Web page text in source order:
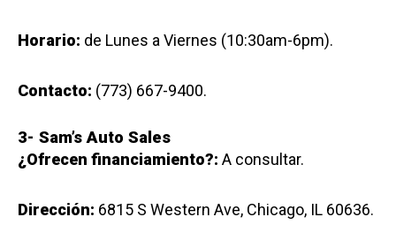
Horario: de Lunes a Viernes (10:30am-6pm).
Contacto: (773) 667-9400.
3- Sam’s Auto Sales
¿Ofrecen financiamiento?: A consultar.
Dirección: 6815 S Western Ave, Chicago, IL 60636.